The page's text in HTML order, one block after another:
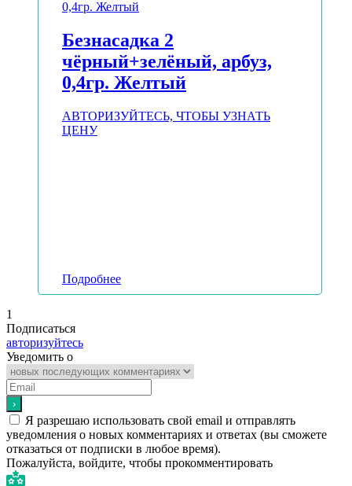
Безнасадка 2
чёрный+зелёный, арбуз,
0,4гр. Желтый
АВТОРИЗУЙТЕСЬ, ЧТОБЫ УЗНАТЬ
ЦЕНУ
Подробнее
1
Подписаться
авторизуйтесь
Уведомить о
Я разрешаю использовать свой email и отправлять
уведомления о новых комментариях и ответах (вы cможете
отказаться от подписки в любое время).
Пожалуйста, войдите, чтобы прокомментировать